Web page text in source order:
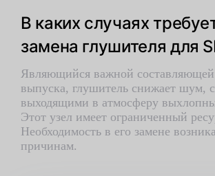
В каких случаях
замена глушителя для
Являющийся важной
выпуска, глушитель снижает шум,
выходящими в атмосферу
Этот узел имеет ограниченный
Необходимость в его замене
причинам.